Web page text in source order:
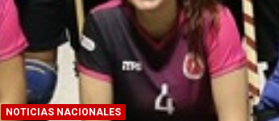
NOTICIAS NACIONALES